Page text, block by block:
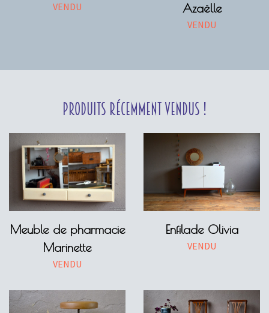
VENDU
Azaëlle
VENDU
Produits récemment vendus !
Meuble de pharmacie
Marinette
VENDU
Enfilade Olivia
VENDU